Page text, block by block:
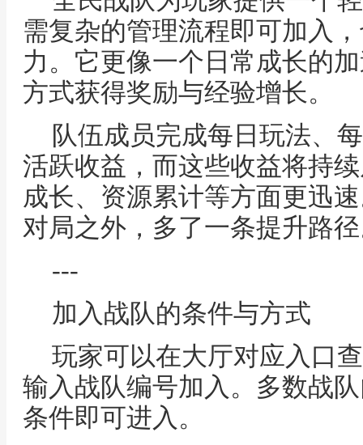
需复杂的管理流程即可加入
力。它更像一个日常成长的
方式获得奖励与经验增长。
队伍成员完成每日玩法、
活跃收益，而这些收益将持
成长、资源累计等方面更迅
对局之外，多了一条提升路
---
加入战队的条件与方式
玩家可以在大厅对应入口
输入战队编号加入。多数战
条件即可进入。